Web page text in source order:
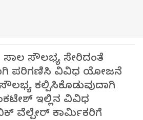
ಸೌಲಭ್ಯ ಸೇರಿದಂತೆ
ಪರಿಗಣಿಸಿ ವಿವಿಧ ಯೋಜನೆ
ಕಲ್ಪಿಸಿಕೊಡುವುದಾಗಿ
ಇಲ್ಲಿನ ವಿವಿಧ
ವೆಲ್ಪೇರ್‌ ಕಾರ್ಮಿಕರಿಗೆ